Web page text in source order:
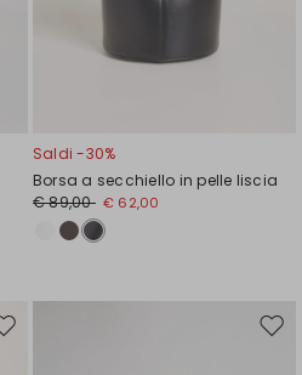
Saldi -30%
Borsa a secchiello in pelle liscia
€ 89,00 € 62,00
Sposta